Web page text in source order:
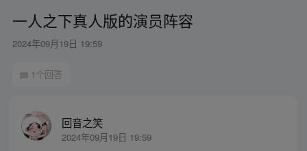
一人之下真人版的演员阵容
2024年09月19日 19:59
1个回答
回音之笑
2024年09月19日 19:59